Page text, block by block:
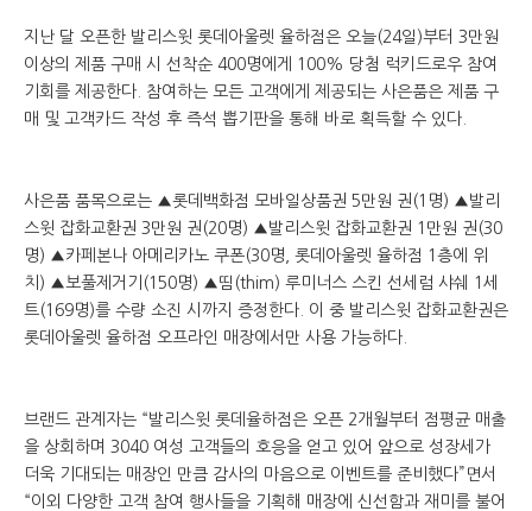
지난 달 오픈한 발리스윗 롯데아울렛 율하점은 오늘(24일)부터 3만원
이상의 제품 구매 시 선착순 400명에게 100% 당첨 럭키드로우 참여
기회를 제공한다. 참여하는 모든 고객에게 제공되는 사은품은 제품 구
매 및 고객카드 작성 후 즉석 뽑기판을 통해 바로 획득할 수 있다.
사은품 품목으로는 ▲롯데백화점 모바일상품권 5만원 권(1명) ▲발리
스윗 잡화교환권 3만원 권(20명) ▲발리스윗 잡화교환권 1만원 권(30
명) ▲카페본나 아메리카노 쿠폰(30명, 롯데아울렛 율하점 1층에 위
치) ▲보풀제거기(150명) ▲띰(thim) 루미너스 스킨 선세럼 샤쉐 1세
트(169명)를 수량 소진 시까지 증정한다. 이 중 발리스윗 잡화교환권은
롯데아울렛 율하점 오프라인 매장에서만 사용 가능하다.
브랜드 관계자는 “발리스윗 롯데율하점은 오픈 2개월부터 점평균 매출
을 상회하며 3040 여성 고객들의 호응을 얻고 있어 앞으로 성장세가
더욱 기대되는 매장인 만큼 감사의 마음으로 이벤트를 준비했다”면서
“이외 다양한 고객 참여 행사들을 기획해 매장에 신선함과 재미를 불어